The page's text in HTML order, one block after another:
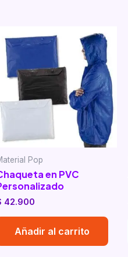
Pop
en PVC
42.900
Añadir al carrito